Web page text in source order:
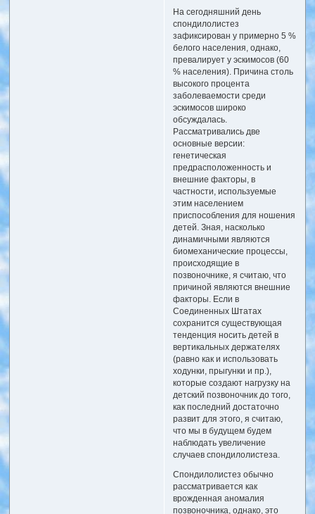
На сегодняшний день
спондилолистез
зафиксирован у примерно 5 %
белого населения, однако,
превалирует у эскимосов (60
% населения). Причина столь
высокого процента
заболеваемости среди
эскимосов широко
обсуждалась.
Рассматривались две
основные версии:
генетическая
предрасположенность и
внешние факторы, в
частности, используемые
этим населением
приспособления для ношения
детей. Зная, насколько
динамичными являются
биомеханические процессы,
происходящие в
позвоночнике, я считаю, что
причиной являются внешние
факторы. Если в
Соединенных Штатах
сохранится существующая
тенденция носить детей в
вертикальных держателях
(равно как и использовать
ходунки, прыгунки и пр.),
которые создают нагрузку на
детский позвоночник до того,
как последний достаточно
развит для этого, я считаю,
что мы в будущем будем
наблюдать увеличение
случаев спондилолистеза.
Спондилолистез обычно
рассматривается как
врожденная аномалия
позвоночника, однако, это